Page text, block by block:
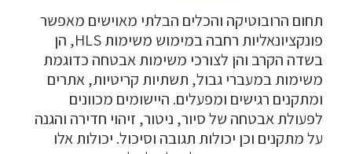
תחום הרובוטיקה והכלים הבלתי מאוישים מאפשר
פונקציונאליות רחבה במימוש משימות HLS, הן
בשדה הקרב והן לצורכי משימות אבטחה כדוגמת
משימות במעברי גבול, תשתיות קריטיות, אתרים
ומתקנים רגישים ומפעלים. היישומים מכוונים
לפעולת אבטחה של סיור, ניטור, זיהוי חדירה והגנה
על מתקנים וכן יכולות תגובה וסיכול. יכולות אלו